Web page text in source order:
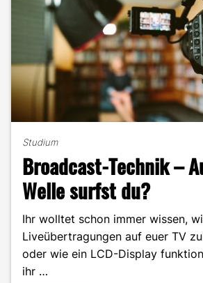
Studium
Broadcast-Technik –
Welle surfst du?
Ihr wolltet schon immer wissen,
Liveübertragungen auf euer TV
oder wie ein LCD-Display
ihr …